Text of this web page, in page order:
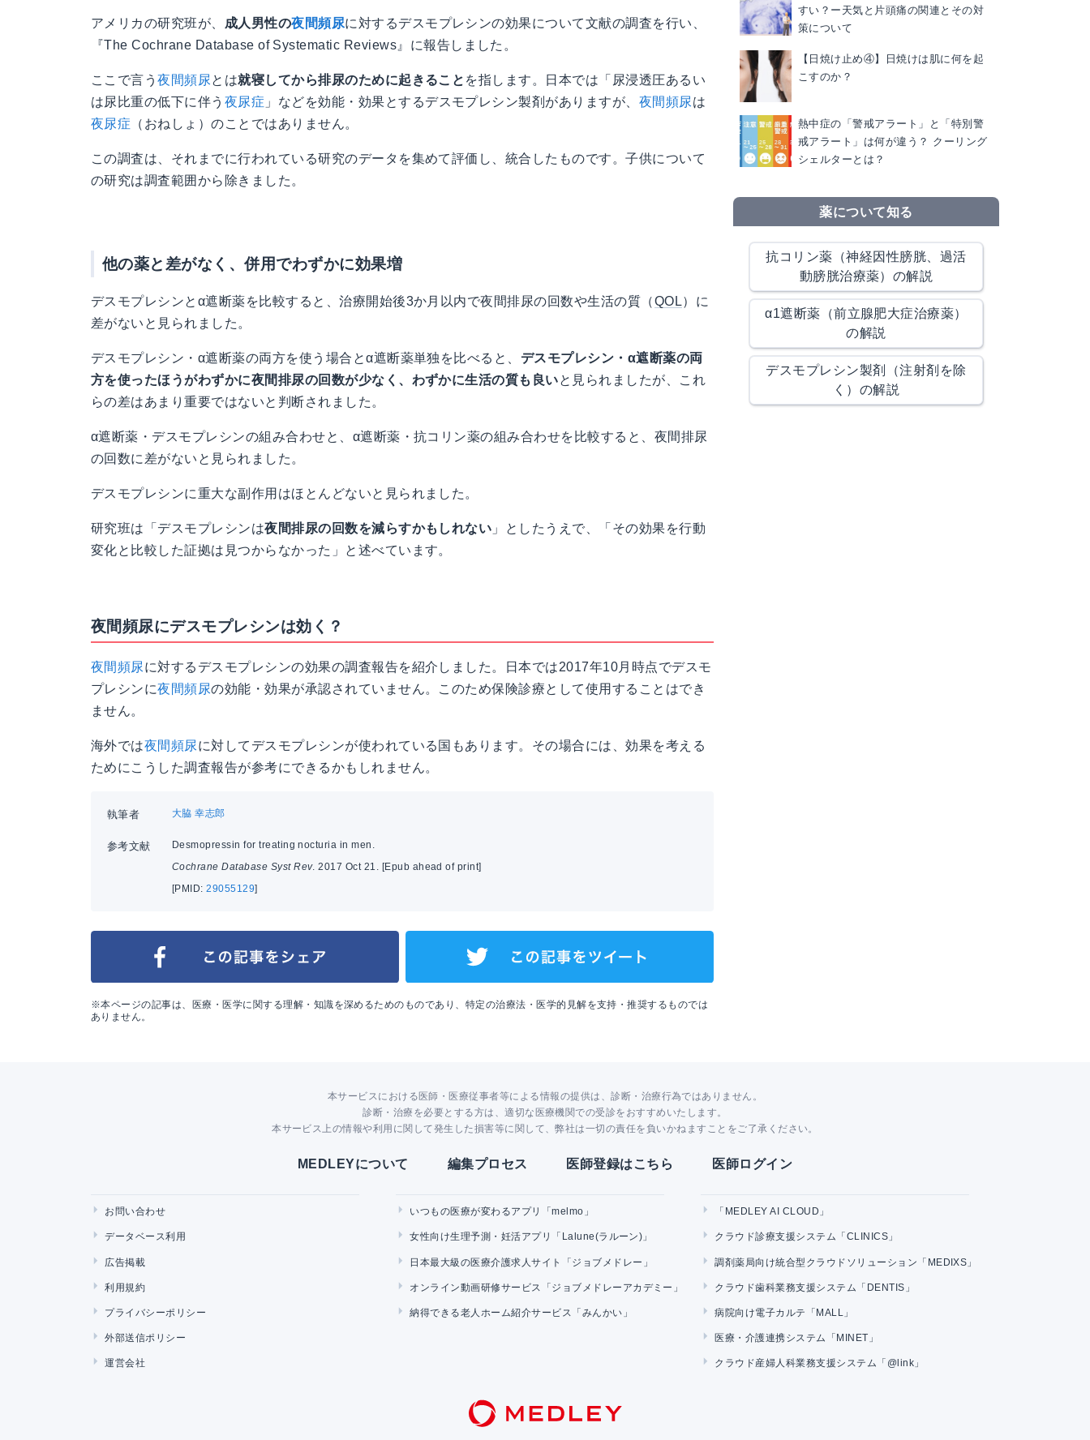
アメリカの研究班が、 成人男性の夜間頻尿に対するデスモプレシンの効果について文献の調査を行い、
『The Cochrane Database of Systematic Reviews』に報告しました。
ここで言う夜間頻尿 とは就寝してから排尿のために起きること を指します。日本では「尿浸透圧あるい
は尿比重の低下に伴う 夜尿症 」などを効能・効果とするデスモプレシン製剤がありますが、 夜間頻尿 は
夜尿症 （おねしょ）のことではありません。
この調査は、それまでに行われている研究のデータを集めて評価し、統合したものです。子供について
の研究は調査範囲から除きました。
他の薬と差がなく、併用でわずかに効果増
デスモプレシンとα遮断薬を比較すると、治療開始後3か月以内で夜間排尿の回数や生活の質（QOL）に
差がないと見られました。
デスモプレシン・α遮断薬の両方を使う場合とα遮断薬単独を比べると、 デスモプレシン・α遮断薬の両
方を使ったほうがわずかに夜間排尿の回数が少なく、わずかに生活の質も良いと見られましたが、これ
らの差はあまり重要ではないと判断されました。
α遮断薬・デスモプレシンの組み合わせと、α遮断薬・抗コリン薬の組み合わせを比較すると、夜間排尿
の回数に差がないと見られました。
デスモプレシンに重大な副作用はほとんどないと見られました。
研究班は「デスモプレシンは夜間排尿の回数を減らすかもしれない 」としたうえで、「その効果を行動
変化と比較した証拠は見つからなかった」と述べています。
夜間頻尿にデスモプレシンは効く？
夜間頻尿 に対するデスモプレシンの効果の調査報告を紹介しました。日本では2017年10月時点でデスモ
プレシンに夜間頻尿の効能・効果が承認されていません。このため保険診療として使用することはでき
ません。
海外では夜間頻尿 に対してデスモプレシンが使われている国もあります。その場合には、効果を考える
ためにこうした調査報告が参考にできるかもしれません。
執筆者 大脇 幸志郎
参考文献
Desmopressin for treating nocturia in men.
Cochrane Database Syst Rev. 2017 Oct 21. [Epub ahead of print]
[PMID:29055129]
※本ページの記事は、医療・医学に関する理解・知識を深めるためのものであり、特定の治療法・医学的見解を支持・推奨するものでは
ありません。
すい？ー天気と片頭痛の関連とその対
策について
【日焼け止め④】日焼けは肌に何を起
こすのか？
熱中症の「警戒アラート」と「特別警
戒アラート」は何が違う？ クーリング
シェルターとは？
薬について知る
抗コリン薬（神経因性膀胱、過活
動膀胱治療薬）の解説
α1遮断薬（前立腺肥大症治療薬）
の解説
デスモプレシン製剤（注射剤を除
く）の解説
本サービスにおける医師・医療従事者等による情報の提供は、診断・治療行為ではありません。
診断・治療を必要とする方は、適切な医療機関での受診をおすすめいたします。
本サービス上の情報や利用に関して発生した損害等に関して、弊社は一切の責任を負いかねますことをご了承ください。
MEDLEYについて 編集プロセス 医師登録はこちら 医師ログイン
お問い合わせ
データベース利用
広告掲載
利用規約
プライバシーポリシー
外部送信ポリシー
運営会社
いつもの医療が変わるアプリ「melmo」
女性向け生理予測・妊活アプリ「Lalune(ラルーン)」
日本最大級の医療介護求人サイト「ジョブメドレー」
オンライン動画研修サービス「ジョブメドレーアカデミー」
納得できる老人ホーム紹介サービス「みんかい」
「MEDLEY AI CLOUD」
クラウド診療支援システム「CLINICS」
調剤薬局向け統合型クラウドソリューション「MEDIXS」
クラウド歯科業務支援システム「DENTIS」
病院向け電子カルテ「MALL」
医療・介護連携システム「MINET」
クラウド産婦人科業務支援システム「@link」